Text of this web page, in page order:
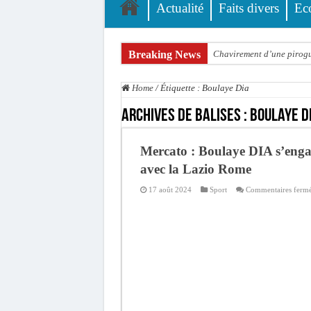
Actualité Faits divers
Breaking News Chavirement d’une
Kamb, l’Inspecteur de
« Quand le mandat
Touba : convaincue
Le Sénégal bénéficie
Linguère : Un élève de
Home / Étiquette : Boulaye Dia
Archives de balises : Boulaye
Mercato : Boulaye DIA
avec la Lazio Rome
17 août 2024 Sport Commentaires